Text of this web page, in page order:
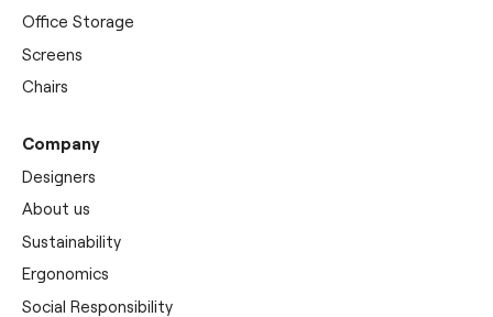
Office Storage
Screens
Chairs
Company
Designers
About us
Sustainability
Ergonomics
Social Responsibility